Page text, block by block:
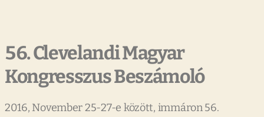
56. Clevelandi Magyar
Kongresszus Beszámoló
2016, November 25-27-e között, immáron 56.